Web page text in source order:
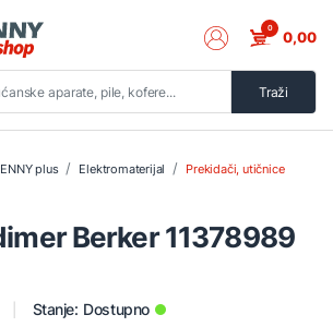
Traži
0 0,00
plus Elektromaterijal Prekidači, utičnice
Berker 11378989
Stanje: Dostupno